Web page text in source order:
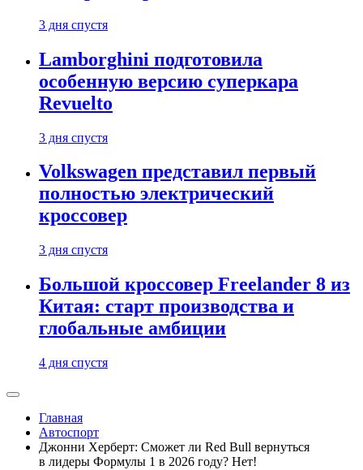
3 дня спустя
Lamborghini подготовила
особенную версию суперкара
Revuelto
3 дня спустя
Volkswagen представил первый
полностью электрический
кроссовер
3 дня спустя
Большой кроссовер Freelander 8 из
Китая: старт производства и
глобальные амбиции
4 дня спустя
Главная
Автоспорт
Джонни Херберт: Сможет ли Red Bull вернуться
в лидеры Формулы 1 в 2026 году? Нет!